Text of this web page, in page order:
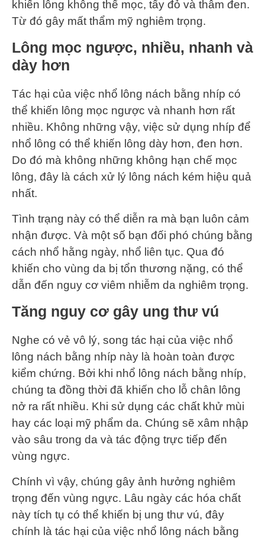
khiến lông không thể mọc, tẩy đỏ và thâm đen.
Từ đó gây mất thẩm mỹ nghiêm trọng.
Lông mọc ngược, nhiều, nhanh và
dày hơn
Tác hại của việc nhổ lông nách bằng nhíp có
thể khiến lông mọc ngược và nhanh hơn rất
nhiều. Không những vậy, việc sử dụng nhíp để
nhổ lông có thể khiến lông dày hơn, đen hơn.
Do đó mà không những không hạn chế mọc
lông, đây là cách xử lý lông nách kém hiệu quả
nhất.
Tình trạng này có thể diễn ra mà bạn luôn cảm
nhận được. Và một số bạn đối phó chúng bằng
cách nhổ hằng ngày, nhổ liên tục. Qua đó
khiến cho vùng da bị tổn thương nặng, có thể
dẫn đến nguy cơ viêm nhiễm da nghiêm trọng.
Tăng nguy cơ gây ung thư vú
Nghe có vẻ vô lý, song tác hại của việc nhổ
lông nách bằng nhíp này là hoàn toàn được
kiểm chứng. Bởi khi nhổ lông nách bằng nhíp,
chúng ta đồng thời đã khiến cho lỗ chân lông
nở ra rất nhiều. Khi sử dụng các chất khử mùi
hay các loại mỹ phẩm da. Chúng sẽ xâm nhập
vào sâu trong da và tác động trực tiếp đến
vùng ngực.
Chính vì vậy, chúng gây ảnh hưởng nghiêm
trọng đến vùng ngực. Lâu ngày các hóa chất
này tích tụ có thể khiến bị ung thư vú, đây
chính là tác hại của việc nhổ lông nách bằng